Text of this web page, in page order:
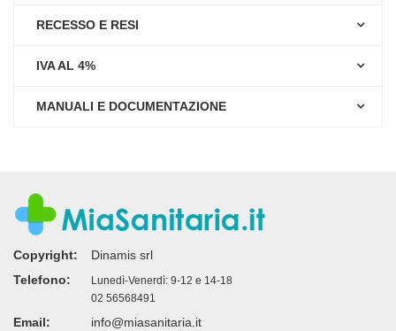
RECESSO E RESI
IVA AL 4%
MANUALI E DOCUMENTAZIONE
Copyright:
Dinamis srl
Telefono:
Lunedì-Venerdì: 9-12 e 14-18
02 56568491
Email: info@miasanitaria.it